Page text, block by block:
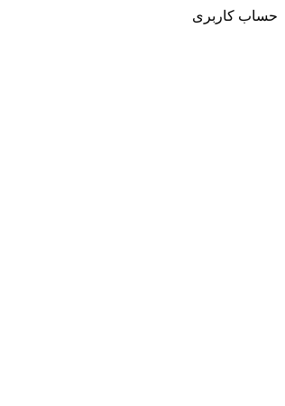
حساب کاربری